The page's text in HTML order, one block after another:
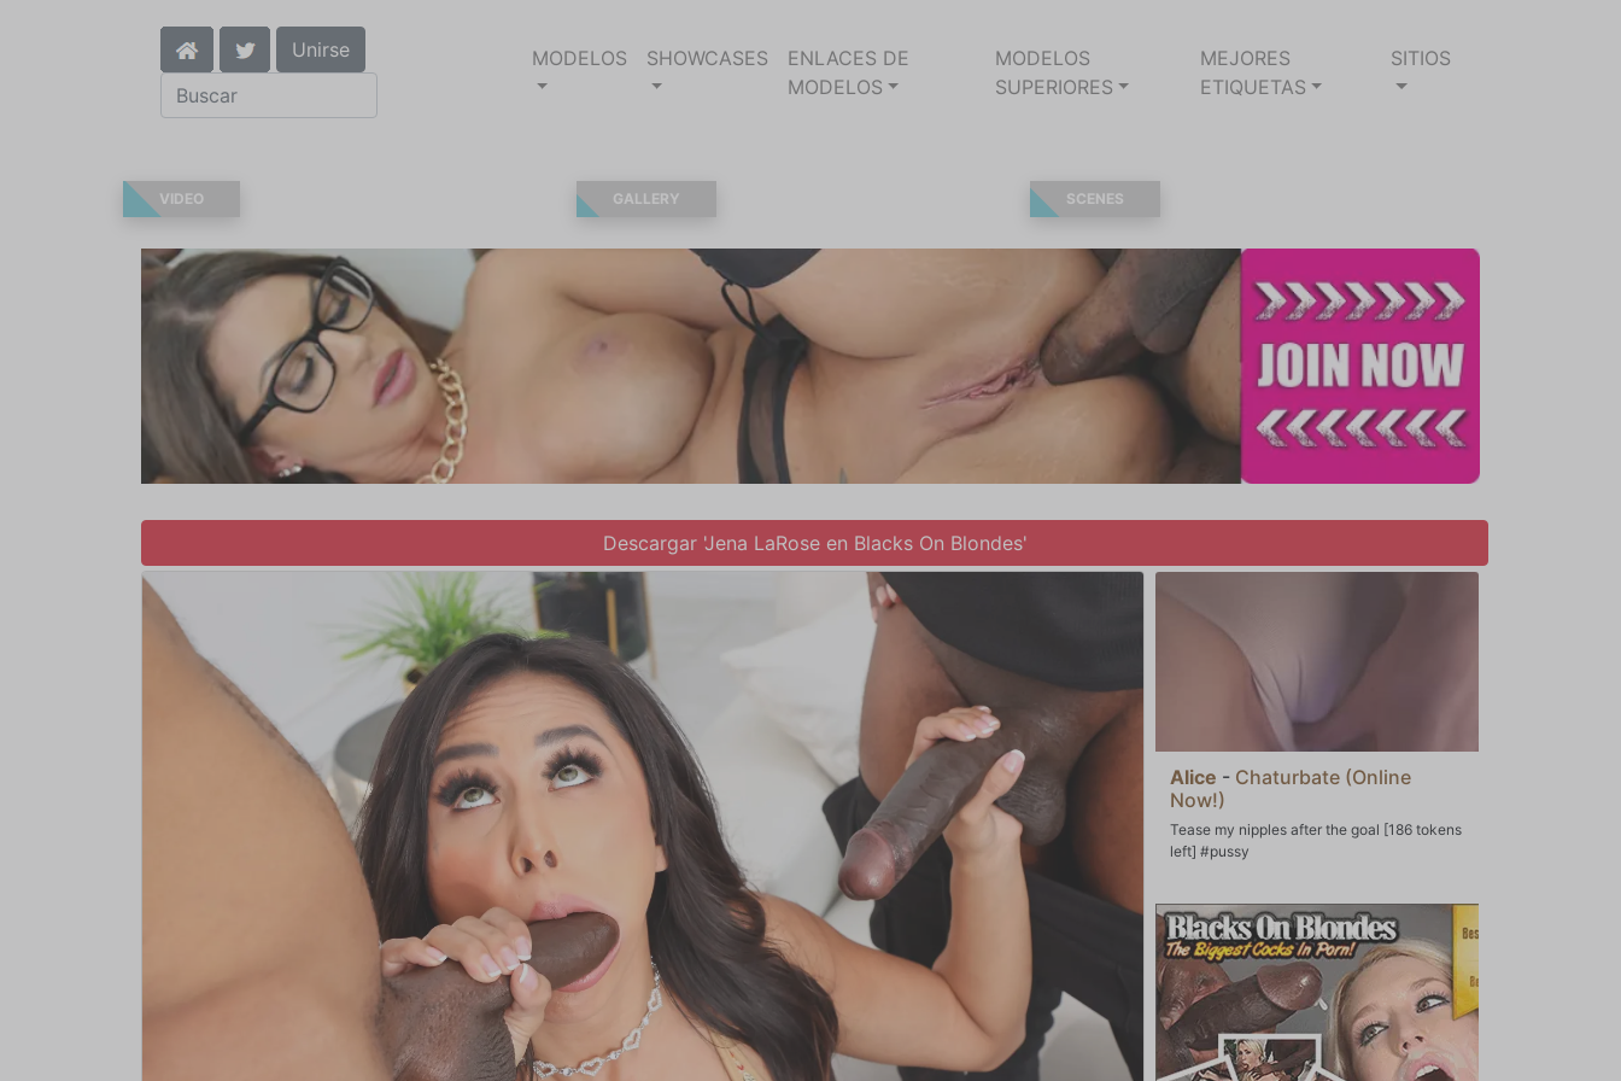
Unirse MODELOS SHOWCASES
ENLACES DE
MODELOS
MODELOS
SUPERIORES
MEJORES
ETIQUETAS
SITIOS
VIDEO GALLERY SCENES
Descargar 'Jena LaRose en Blacks On Blondes'
Alice - Chaturbate (Online
Now!)
Tease my nipples after the goal [186 tokens
left] #pussy